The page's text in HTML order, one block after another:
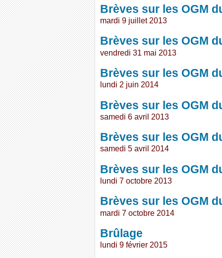
Brèves sur les OGM
mardi 9 juillet 2013
Brèves sur les OGM
vendredi 31 mai 2013
Brèves sur les OGM
lundi 2 juin 2014
Brèves sur les OGM
samedi 6 avril 2013
Brèves sur les OGM
samedi 5 avril 2014
Brèves sur les OGM
lundi 7 octobre 2013
Brèves sur les OGM
mardi 7 octobre 2014
Brûlage
lundi 9 février 2015